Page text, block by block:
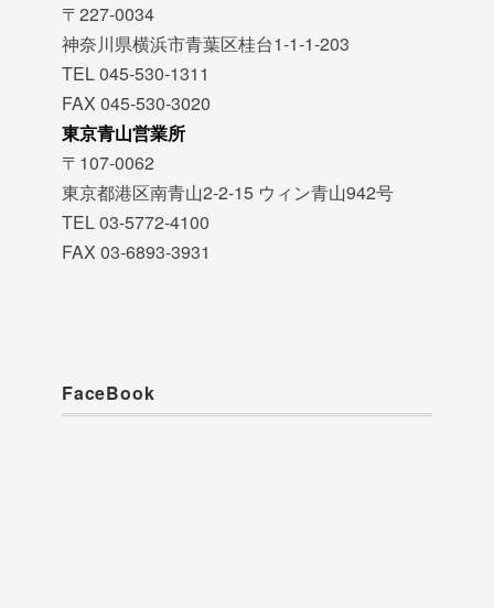
〒227-0034
神奈川県横浜市青葉区桂台1-1-1-203
TEL 045-530-1311
FAX 045-530-3020
東京青山営業所
〒107-0062
東京都港区南青山2-2-15 ウィン青山942号
TEL 03-5772-4100
FAX 03-6893-3931
FaceBook